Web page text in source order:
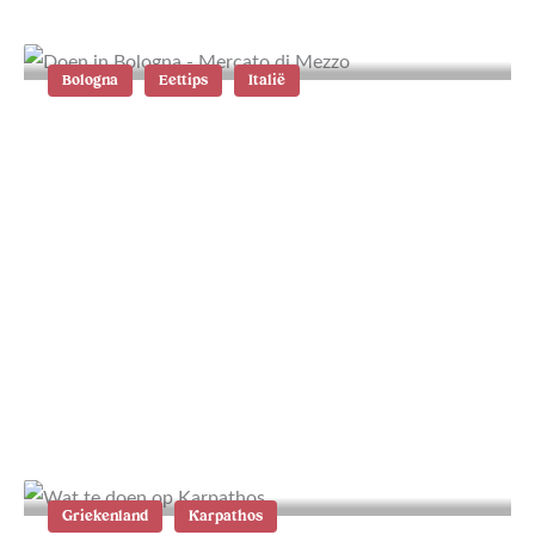
Bologna Eettips Italië
Griekenland Karpathos